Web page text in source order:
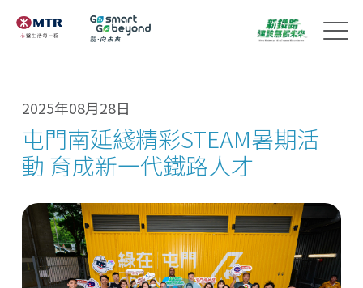
2025年08月28日
屯門南延綫精彩STEAM暑期活
動 育成新一代鐵路人才